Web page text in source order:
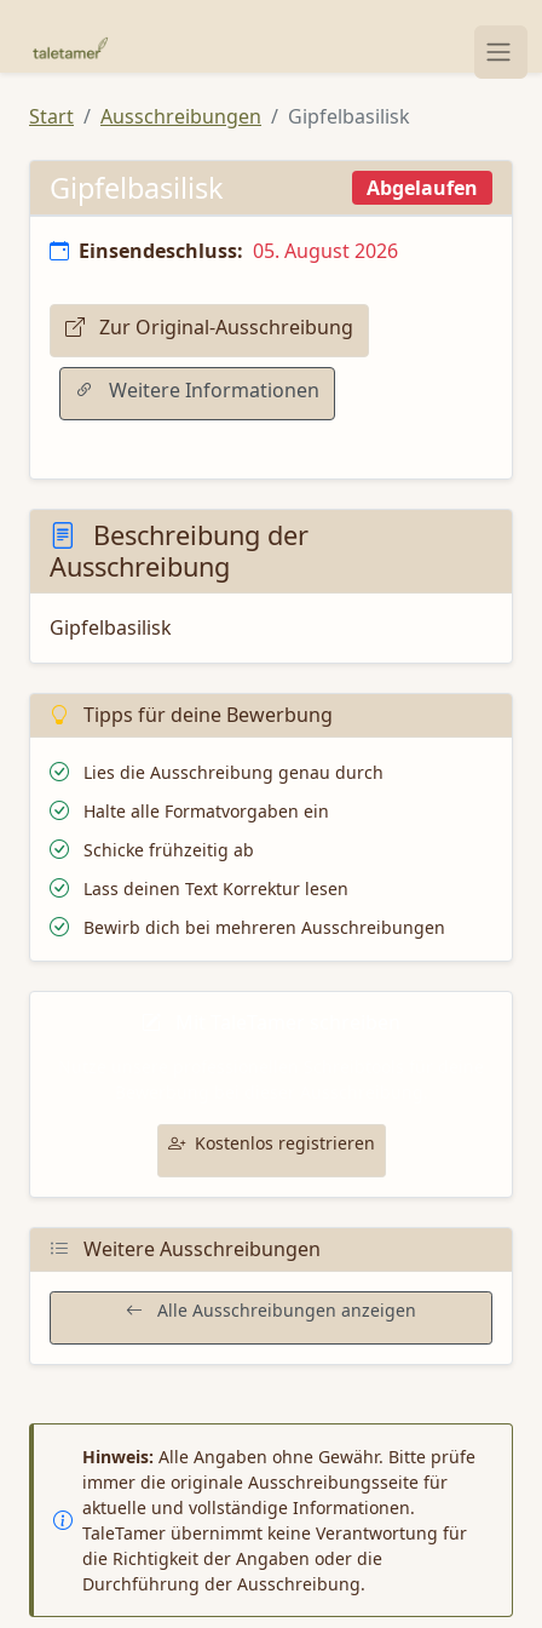
Start Ausschreibungen Gipfelbasilisk
Gipfelbasilisk Abgelaufen
Einsendeschluss: 05. August 2026
Zur Original-Ausschreibung
Weitere Informationen
Beschreibung der
Ausschreibung
Gipfelbasilisk
Tipps für deine Bewerbung
Lies die Ausschreibung genau durch
Halte alle Formatvorgaben ein
Schicke frühzeitig ab
Lass deinen Text Korrektur lesen
Bewirb dich bei mehreren Ausschreibungen
Kostenlos registrieren
Weitere Ausschreibungen
Alle Ausschreibungen anzeigen
Hinweis: Alle Angaben ohne Gewähr. Bitte prüfe
immer die originale Ausschreibungsseite für
aktuelle und vollständige Informationen.
TaleTamer übernimmt keine Verantwortung für
die Richtigkeit der Angaben oder die
Durchführung der Ausschreibung.